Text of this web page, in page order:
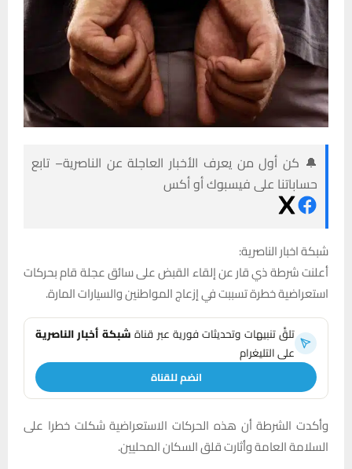
🔔 كن أول من يعرف الأخبار العاجلة عن الناصرية– تابع
حساباتنا على فيسبوك أو أكس
شبكة اخبار الناصرية:
أعلنت شرطة ذي قار عن إلقاء القبض على سائق عجلة قام بحركات
استعراضية خطرة تسببت في إزعاج المواطنين والسيارات المارة.
تلقَّ تنبيهات وتحديثات فورية عبر قناةشبكة أخبار الناصرية
على التليغرام
انضم للقناة
وأكدت الشرطة أن هذه الحركات الاستعراضية شكلت خطرا على
السلامة العامة وأثارت قلق السكان المحليين.